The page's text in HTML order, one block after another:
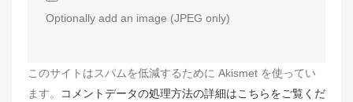
Optionally add an image (JPEG only)
このサイトはスパムを低減するために Akismet を使ってい
ます。
コメントデータの処理方法の詳細はこちらをご覧くだ